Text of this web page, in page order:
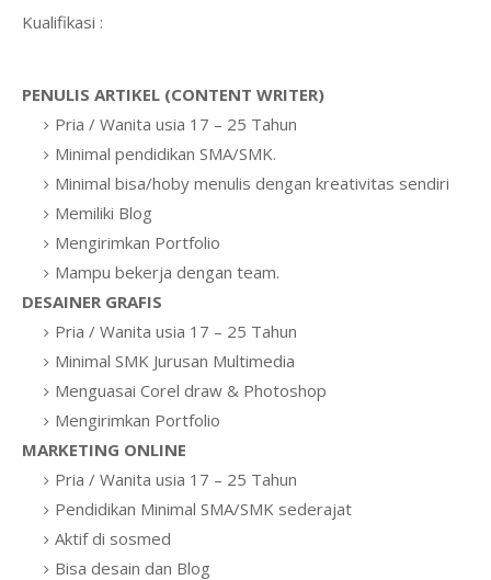
Kualifikasi :
PENULIS ARTIKEL (CONTENT WRITER)
Pria / Wanita usia 17 – 25 Tahun
Minimal pendidikan SMA/SMK.
Minimal bisa/hoby menulis dengan kreativitas sendiri
Memiliki Blog
Mengirimkan Portfolio
Mampu bekerja dengan team.
DESAINER GRAFIS
Pria / Wanita usia 17 – 25 Tahun
Minimal SMK Jurusan Multimedia
Menguasai Corel draw & Photoshop
Mengirimkan Portfolio
MARKETING ONLINE
Pria / Wanita usia 17 – 25 Tahun
Pendidikan Minimal SMA/SMK sederajat
Aktif di sosmed
Bisa desain dan Blog